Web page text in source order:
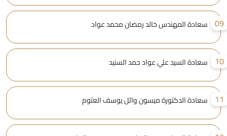
سعادة المهندس خالد رمضان محمد عواد
سعادة السيد علي عواد حمد السنيد
سعادة الدكتورة ميسون وائل يوسف العتوم